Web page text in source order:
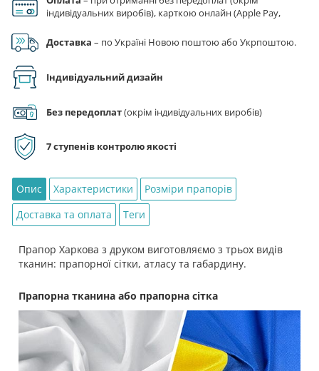
індивідуальних виробів), карткою онлайн (Apple Pay,
Доставка – по Україні Новою поштою або Укрпоштою.
Індивідуальний дизайн
Без передоплат(окрім індивідуальних виробів)
7 ступенів контролю якості
Опис Характеристики
Розміри прапорів
Доставка та оплата
Теги
Прапор Харкова з друком виготовляємо з трьох видів
тканин: прапорної сітки, атласу та габардину.
Прапорна тканина або прапорна сітка